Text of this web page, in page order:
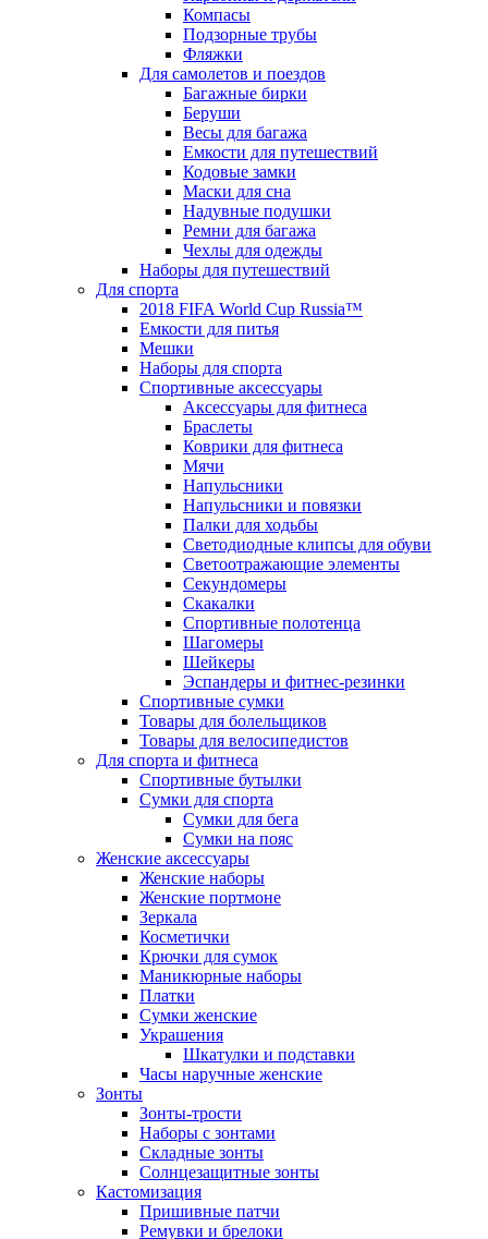
Компасы
Подзорные трубы
Фляжки
Для самолетов и поездов
Багажные бирки
Беруши
Весы для багажа
Емкости для путешествий
Кодовые замки
Маски для сна
Надувные подушки
Ремни для багажа
Чехлы для одежды
Наборы для путешествий
Для спорта
2018 FIFA World Cup Russia™
Емкости для питья
Мешки
Наборы для спорта
Спортивные аксессуары
Аксессуары для фитнеса
Браслеты
Коврики для фитнеса
Мячи
Напульсники
Напульсники и повязки
Палки для ходьбы
Светодиодные клипсы для обуви
Светоотражающие элементы
Секундомеры
Скакалки
Спортивные полотенца
Шагомеры
Шейкеры
Эспандеры и фитнес-резинки
Спортивные сумки
Товары для болельщиков
Товары для велосипедистов
Для спорта и фитнеса
Спортивные бутылки
Сумки для спорта
Сумки для бега
Сумки на пояс
Женские аксессуары
Женские наборы
Женские портмоне
Зеркала
Косметички
Крючки для сумок
Маникюрные наборы
Платки
Сумки женские
Украшения
Шкатулки и подставки
Часы наручные женские
Зонты
Зонты-трости
Наборы с зонтами
Складные зонты
Солнцезащитные зонты
Кастомизация
Пришивные патчи
Ремувки и брелоки